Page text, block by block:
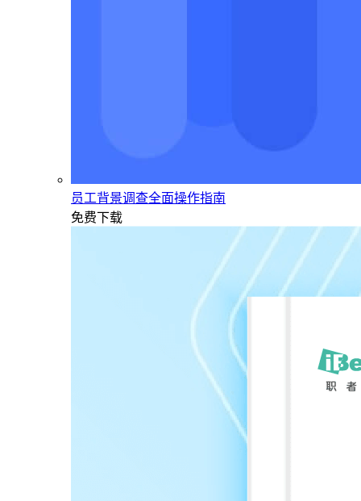
员工背景调查全面操作指南
免费下载